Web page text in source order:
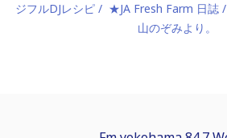
ジフルDJレシピ
★JA Fresh Farm 日誌
山のぞみより。